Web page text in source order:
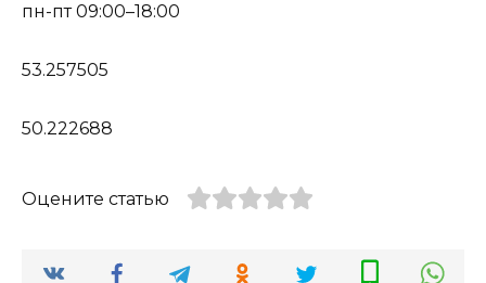
пн-пт 09:00–18:00
53.257505
50.222688
Оцените статью